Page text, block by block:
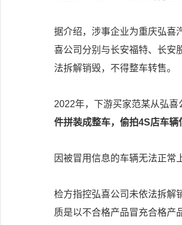
据介绍，涉事企业为重庆弘喜
喜公司分别与长安福特、长安
法拆解销毁，不得整车转售。
2022年，下游买家范某从弘喜
件拼装成整车，偷拍4S店车辆
因被冒用信息的车辆无法正常
检方指控弘喜公司未依法拆解
质是以不合格产品冒充合格产